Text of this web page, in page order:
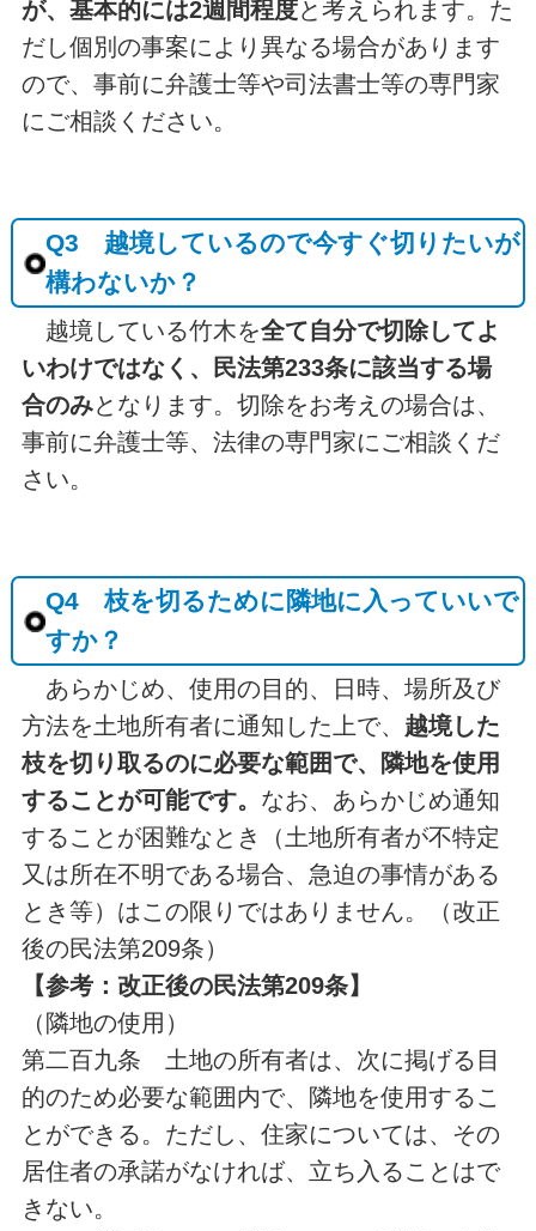
が、基本的には2週間程度と考えられます。た
だし個別の事案により異なる場合があります
ので、事前に弁護士等や司法書士等の専門家
にご相談ください。
Q3 越境しているので今すぐ切りたいが
構わないか？
越境している竹木を全て自分で切除してよ
いわけではなく、民法第233条に該当する場
合のみとなります。切除をお考えの場合は、
事前に弁護士等、法律の専門家にご相談くだ
さい。
Q4 枝を切るために隣地に入っていいで
すか？
あらかじめ、使用の目的、日時、場所及び
方法を土地所有者に通知した上で、 越境した
枝を切り取るのに必要な範囲で、隣地を使用
することが可能です。 なお、あらかじめ通知
することが困難なとき（土地所有者が不特定
又は所在不明である場合、急迫の事情がある
とき等）はこの限りではありません。（改正
後の民法第209条）
【参考：改正後の民法第209条】
（隣地の使用）
第二百九条 土地の所有者は、次に掲げる目
的のため必要な範囲内で、隣地を使用するこ
とができる。ただし、住家については、その
居住者の承諾がなければ、立ち入ることはで
きない。